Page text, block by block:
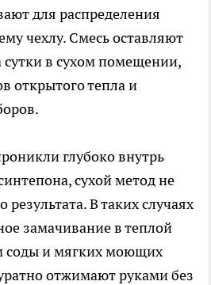
для распределения
чехлу. Смесь оставляют
сутки в сухом помещении,
открытого тепла и
глубоко внутрь
сухой метод не
В таких случаях
замачивание в теплой
соды и мягких моющих
отжимают руками без